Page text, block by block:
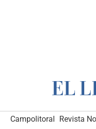
Campolitoral Revista